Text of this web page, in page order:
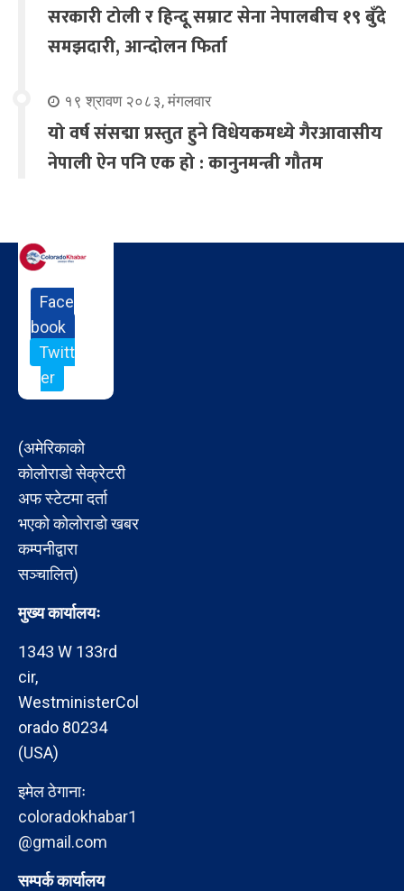
सरकारी टोली र हिन्दू सम्राट सेना नेपालबीच १९ बुँदे
समझदारी, आन्दोलन फिर्ता
१९ श्रावण २०८३, मंगलवार
यो वर्ष संसद्मा प्रस्तुत हुने विधेयकमध्ये गैरआवासीय
नेपाली ऐन पनि एक हो : कानुनमन्त्री गौतम
Face
book
Twitt
er
(अमेरिकाको
कोलोराडो सेक्रेटरी
अफ स्टेटमा दर्ता
भएको कोलोराडो खबर
कम्पनीद्वारा
सञ्चालित)
मुख्य कार्यालयः
1343 W 133rd
cir,
WestministerCol
orado 80234
(USA)
इमेल ठेगानाः
coloradokhabar1
@gmail.com
सम्पर्क कार्यालय